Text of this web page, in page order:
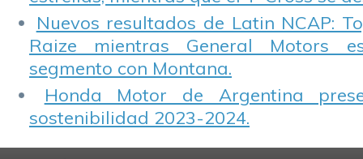
Nuevos resultados de Latin NCAP:
Raize mientras General Motors
segmento con Montana.
Honda Motor de Argentina
sostenibilidad 2023-2024.